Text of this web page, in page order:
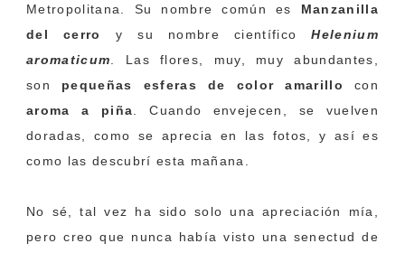
Metropolitana. Su nombre común es Manzanilla
del cerro
y su nombre científicoHelenium
aromaticum . Las flores, muy, muy abundantes,
son pequeñas esferas de color amarillo con
aroma a piña . Cuando envejecen, se vuelven
doradas, como se aprecia en las fotos, y así es
como las descubrí esta mañana.
No sé, tal vez ha sido solo una apreciación mía,
pero creo que nunca había visto una senectud de